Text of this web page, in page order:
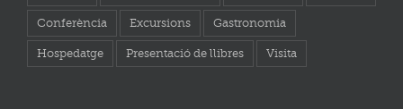
Conferència Excursions Gastronomia
Hospedatge Presentació de llibres Visita